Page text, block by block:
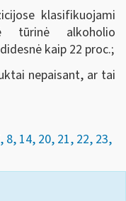
klasifikuojami
tūrinė alkoholio
kaip 22 proc.;
nepaisant, ar tai
14, 20, 21, 22, 23,